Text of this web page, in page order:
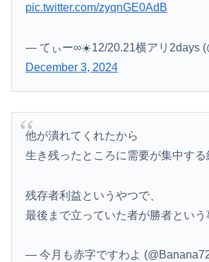
pic.twitter.com/zyqnGE0AdB
— てぃー∞☀️12/20.21横アリ2days
December 3, 2024
他が潰れてくれたから
生き残ったところに需要が集中する
残存者利益というやつで、
最後まで立っていた者が勝者という
— 今月も赤字ですわよ